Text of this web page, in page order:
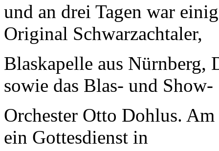
und an drei Tagen war
Original Schwarzachtaler,
Blaskapelle aus
sowie das Blas- und Show-
Orchester Otto Dohlus.
ein Gottesdienst in